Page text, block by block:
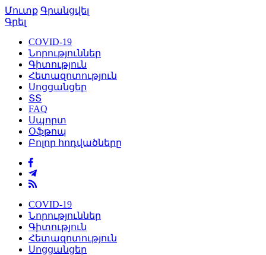
Մուտք Գրանցվել
Գրել
COVID-19
Նորություններ
Գիտություն
Հետազոտություն
Սոցցանցեր
ՏՏ
FAQ
Սպորտ
Օֆթոպ
Բոլոր հոդվածները
COVID-19
Նորություններ
Գիտություն
Հետազոտություն
Սոցցանցեր